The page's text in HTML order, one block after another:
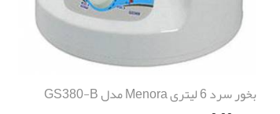
بخور سرد 6 لیتری Menora مدل GS380-B